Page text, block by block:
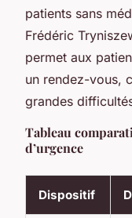
patients sans
Frédéric
permet aux
un rendez-vous,
grandes
Tableau
d’urgence
Dispositif